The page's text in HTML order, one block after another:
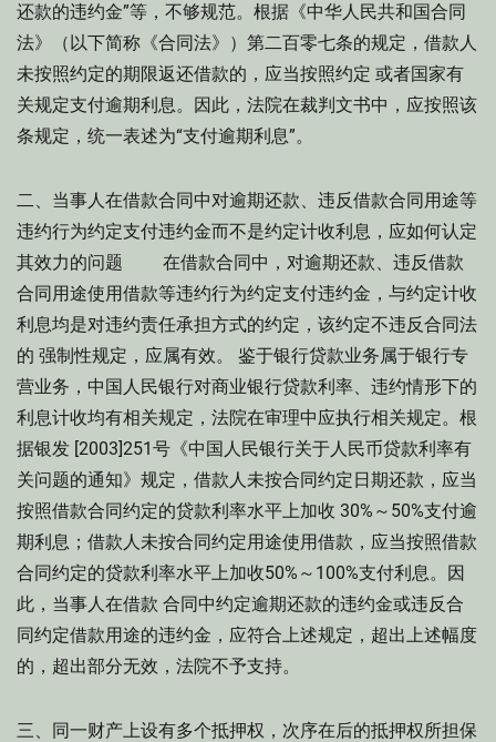
还款的违约金”等，不够规范。根据《中华人民共和国合同
法》（以下简称《合同法》）第二百零七条的规定，借款人
未按照约定的期限返还借款的，应当按照约定 或者国家有
关规定支付逾期利息。因此，法院在裁判文书中，应按照该
条规定，统一表述为“支付逾期利息”。
二、当事人在借款合同中对逾期还款、违反借款合同用途等
违约行为约定支付违约金而不是约定计收利息，应如何认定
其效力的问题 在借款合同中，对逾期还款、违反借款
合同用途使用借款等违约行为约定支付违约金，与约定计收
利息均是对违约责任承担方式的约定，该约定不违反合同法
的 强制性规定，应属有效。 鉴于银行贷款业务属于银行专
营业务，中国人民银行对商业银行贷款利率、违约情形下的
利息计收均有相关规定，法院在审理中应执行相关规定。根
据银发 [2003]251号《中国人民银行关于人民币贷款利率有
关问题的通知》规定，借款人未按合同约定日期还款，应当
按照借款合同约定的贷款利率水平上加收 30%～50%支付逾
期利息；借款人未按合同约定用途使用借款，应当按照借款
合同约定的贷款利率水平上加收50%～100%支付利息。因
此，当事人在借款 合同中约定逾期还款的违约金或违反合
同约定借款用途的违约金，应符合上述规定，超出上述幅度
的，超出部分无效，法院不予支持。
三、同一财产上设有多个抵押权，次序在后的抵押权所担保